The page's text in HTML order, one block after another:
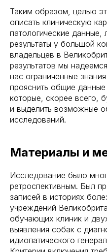
Таким образом, целью
описать клиническую
патологические данные,
результаты у большой
владельцев в
результатов мы
нас ограниченные
прояснить общие
которые, скорее всего,
и выделить возможные
исследований.
Материалы и
Исследование было
ретроспективным. Был
записей в историях
учреждений
обучающих клиник и
выявления собак с
идиопатического